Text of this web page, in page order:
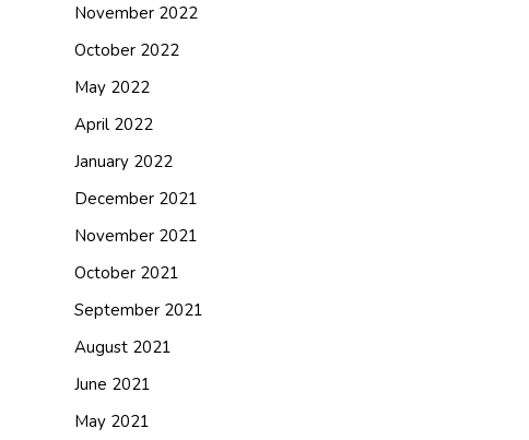
November 2022
October 2022
May 2022
April 2022
January 2022
December 2021
November 2021
October 2021
September 2021
August 2021
June 2021
May 2021